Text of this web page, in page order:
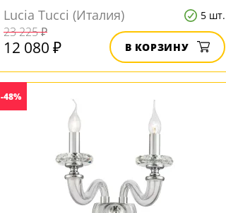
Lucia Tucci (Италия)
5 шт.
23 225 ₽
12 080 ₽ В КОРЗИНУ
-48%